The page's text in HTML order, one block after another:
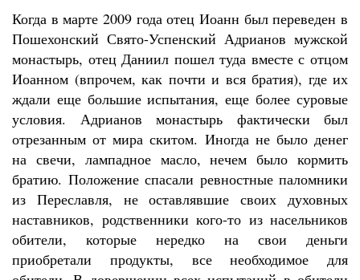
Когда в марте 2009 года отец Иоанн был переведен в
Пошехонский Свято-Успенский Адрианов мужской
монастырь, отец Даниил пошел туда вместе с отцом
Иоанном (впрочем, как почти и вся братия), где их
ждали еще большие испытания, еще более суровые
условия. Адрианов монастырь фактически был
отрезанным от мира скитом. Иногда не было денег
на свечи, лампадное масло, нечем было кормить
братию. Положение спасали ревностные паломники
из Переславля, не оставлявшие своих духовных
наставников, родственники кого-то из насельников
обители, которые нередко на свои деньги
приобретали продукты, все необходимое для